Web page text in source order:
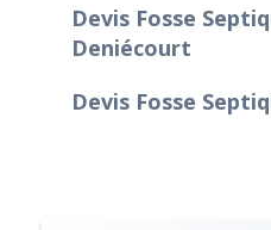
Devis Fosse
Deniécourt
Devis Fosse